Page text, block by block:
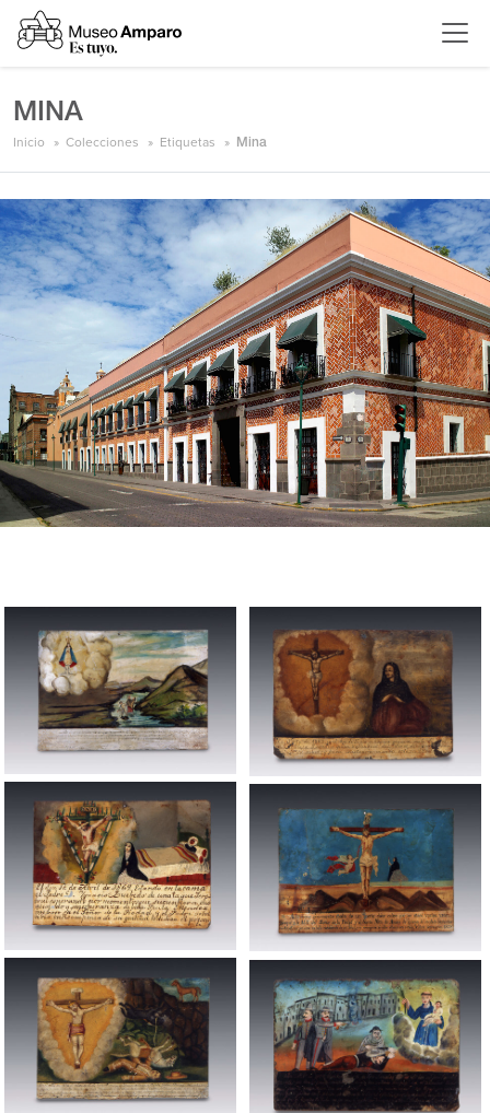
MINA
Inicio Colecciones Etiquetas Mina